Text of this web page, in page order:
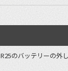
R25のバッテリーの外